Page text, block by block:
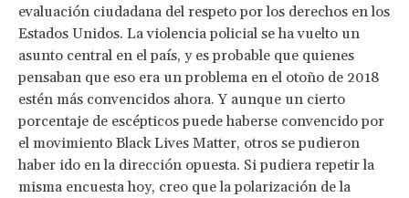
evaluación ciudadana del respeto por los derechos en los
Estados Unidos. La violencia policial se ha vuelto un
asunto central en el país, y es probable que quienes
pensaban que eso era un problema en el otoño de 2018
estén más convencidos ahora. Y aunque un cierto
porcentaje de escépticos puede haberse convencido por
el movimiento Black Lives Matter, otros se pudieron
haber ido en la dirección opuesta. Si pudiera repetir la
misma encuesta hoy, creo que la polarización de la